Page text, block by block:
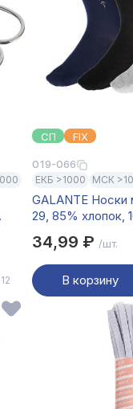
СП FIX
019-066
ЕКБ >1000 МСК
GALANTE
29, 85% хлопок,
34,99 ₽ /шт.
В корзину